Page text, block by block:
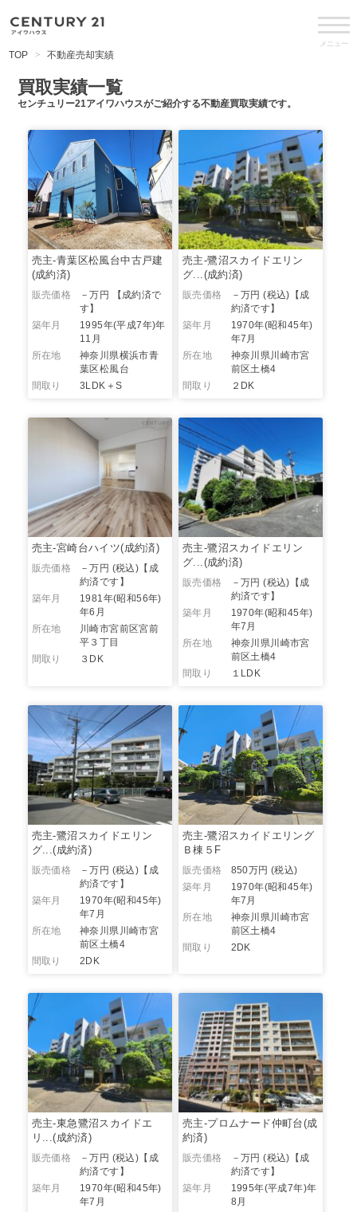
メニュー
TOP 不動産売却実績
買取実績一覧
センチュリー21アイワハウスがご紹介する不動産買取実績です。
売主-青葉区松風台中古戸建
(成約済)
販売価格 －万円
【成約済で
す】
築年月
1995年(平成7年)年
11月
所在地
神奈川県横浜市青
葉区松風台
間取り
3LDK＋S
売主-鷺沼スカイドエリン
グ...(成約済)
販売価格 －万円 (税込) 【成
約済です】
築年月
1970年(昭和45年)
年7月
所在地
神奈川県川崎市宮
前区土橋4
間取り
２DK
売主-宮崎台ハイツ(成約済)
販売価格 －万円 (税込) 【成
約済です】
築年月
1981年(昭和56年)
年6月
所在地
川崎市宮前区宮前
平３丁目
間取り
３DK
売主-鷺沼スカイドエリン
グ...(成約済)
販売価格 －万円 (税込) 【成
約済です】
築年月
1970年(昭和45年)
年7月
所在地
神奈川県川崎市宮
前区土橋4
間取り
１LDK
売主-鷺沼スカイドエリン
グ...(成約済)
販売価格 －万円 (税込) 【成
約済です】
築年月
1970年(昭和45年)
年7月
所在地
神奈川県川崎市宮
前区土橋4
間取り
2DK
売主-鷺沼スカイドエリング
Ｂ棟５F
販売価格
850万円 (税込)
築年月
1970年(昭和45年)
年7月
所在地
神奈川県川崎市宮
前区土橋4
間取り
2DK
売主-東急鷺沼スカイドエ
リ...(成約済)
販売価格 －万円 (税込) 【成
約済です】
築年月
1970年(昭和45年)
年7月
売主-プロムナード仲町台(成
約済)
販売価格 －万円 (税込) 【成
約済です】
築年月
1995年(平成7年)年
8月